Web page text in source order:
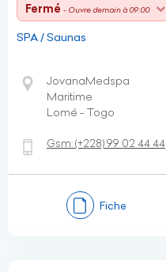
Fermé - Ouvre demain à 09:00
SPA / Saunas
JovanaMedspa
Maritime
Lomé - Togo
Gsm:(+228)99 02 44 44
Fiche